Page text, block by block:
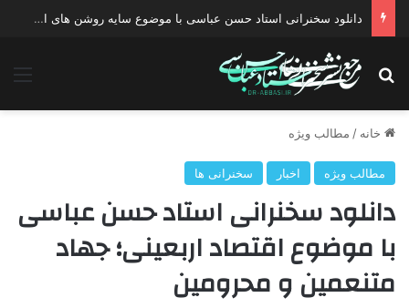
دانلود سخنرانی استاد حسن عباسی با موضوع سایه روشن های انتخاب یک نامزد اصلح
جستجو برای
خانه / مطالب ویژه
مطالب ویژه اخبار سخنرانی ها
دانلود سخنرانی استاد حسن عباسی
با موضوع اقتصاد اربعینی؛ جهاد
متنعمین و محرومین